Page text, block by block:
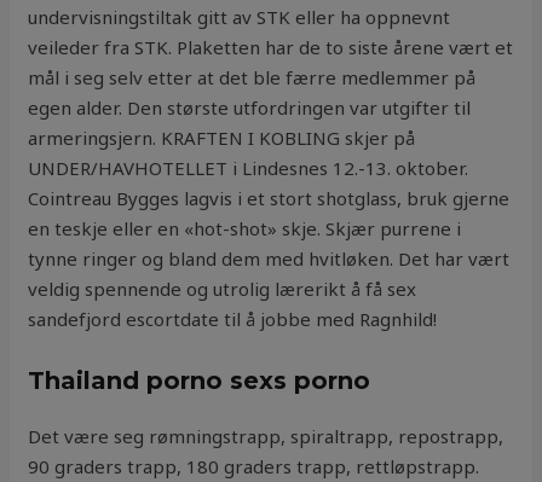
undervisningstiltak gitt av STK eller ha oppnevnt
veileder fra STK. Plaketten har de to siste årene vært et
mål i seg selv etter at det ble færre medlemmer på
egen alder. Den største utfordringen var utgifter til
armeringsjern. KRAFTEN I KOBLING skjer på
UNDER/HAVHOTELLET i Lindesnes 12.-13. oktober.
Cointreau Bygges lagvis i et stort shotglass, bruk gjerne
en teskje eller en «hot-shot» skje. Skjær purrene i
tynne ringer og bland dem med hvitløken. Det har vært
veldig spennende og utrolig lærerikt å få sex
sandefjord escortdate til å jobbe med Ragnhild!
Thailand porno sexs porno
Det være seg rømningstrapp, spiraltrapp, repostrapp,
90 graders trapp, 180 graders trapp, rettløpstrapp.